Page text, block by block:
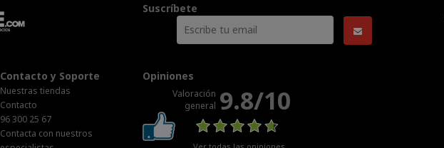
Suscríbete
Contacto y Soporte
Nuestras tiendas
Contacto
96 300 25 67
Contacta con nuestros
Opiniones
Valoración
general 9.8/10